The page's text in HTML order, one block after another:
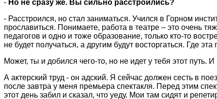
- Но не сразу же. Вы сильно расстроились?
- Расстроился, но стал заниматься. Учился в Горном
прославиться. Понимаете, работа в театре – это очень
педагогов и одно и тоже образование, только кто-то
не будет получаться, а другим будут восторгаться. Где
Может, ты и добился чего-то, но не идет у тебя этот путь.
А актерский труд - он адский. Я сейчас должен сесть в
после завтра у меня премьера спектакля. Перед этим
этот день забил и сказал, что уеду. Мои там сидят и